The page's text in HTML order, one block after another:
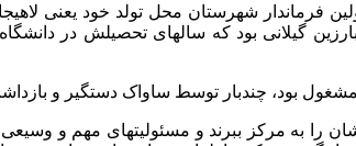
فرماندار شهرستان محل تولد خود یعنی
گیلانی بود که سالهای تحصیلش در دانشگاه
را به مرکز ببرند و مسئولیتهای مهم و